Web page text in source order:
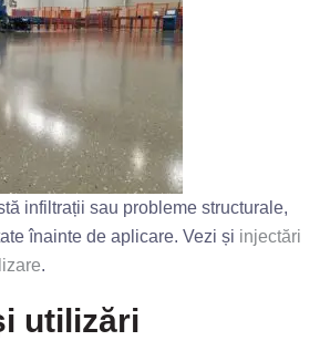
infiltrații sau probleme structurale,
înainte de aplicare. Vezi și injectări
.
utilizări